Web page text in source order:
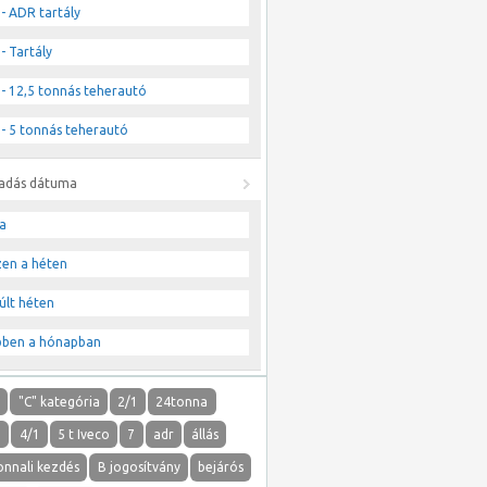
- ADR tartály
- Tartály
- 12,5 tonnás teherautó
- 5 tonnás teherautó
dátuma
a héten
héten
a hónapban
"C" kategória 2/1 24tonna
4/1 5 t Iveco 7 adr állás
kezdés B jogosítvány bejárós